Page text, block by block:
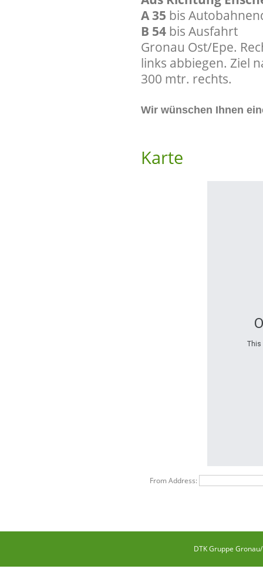
A 35 bis
B 54 bis Ausfahrt
Gronau Ost/Epe.
links abbiegen. Ziel
300 mtr. rechts.
Wir wünschen Ihnen
Karte
This
From Address:
DTK Gruppe